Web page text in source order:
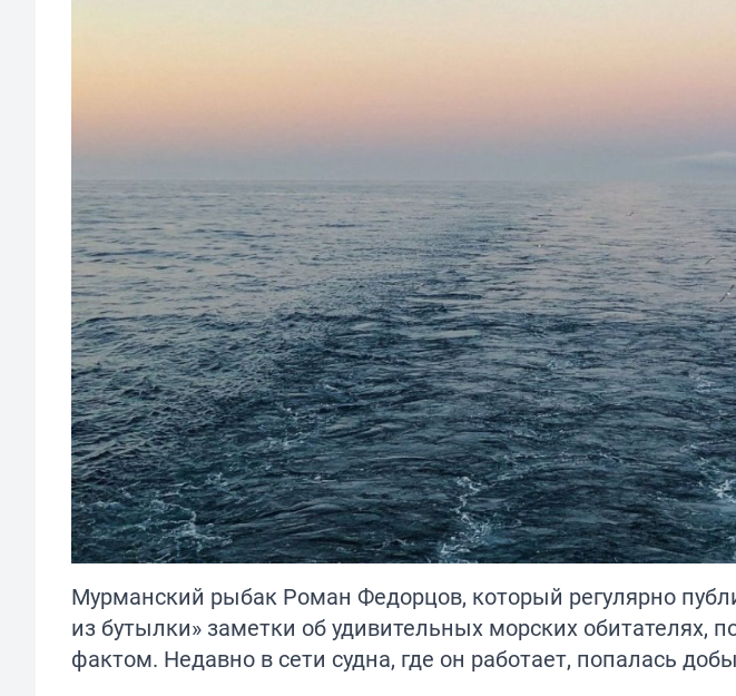
Мурманский рыбак Роман Федорцов, который регулярно
из бутылки» заметки об удивительных морских
фактом. Недавно в сети судна, где он работает, попалась